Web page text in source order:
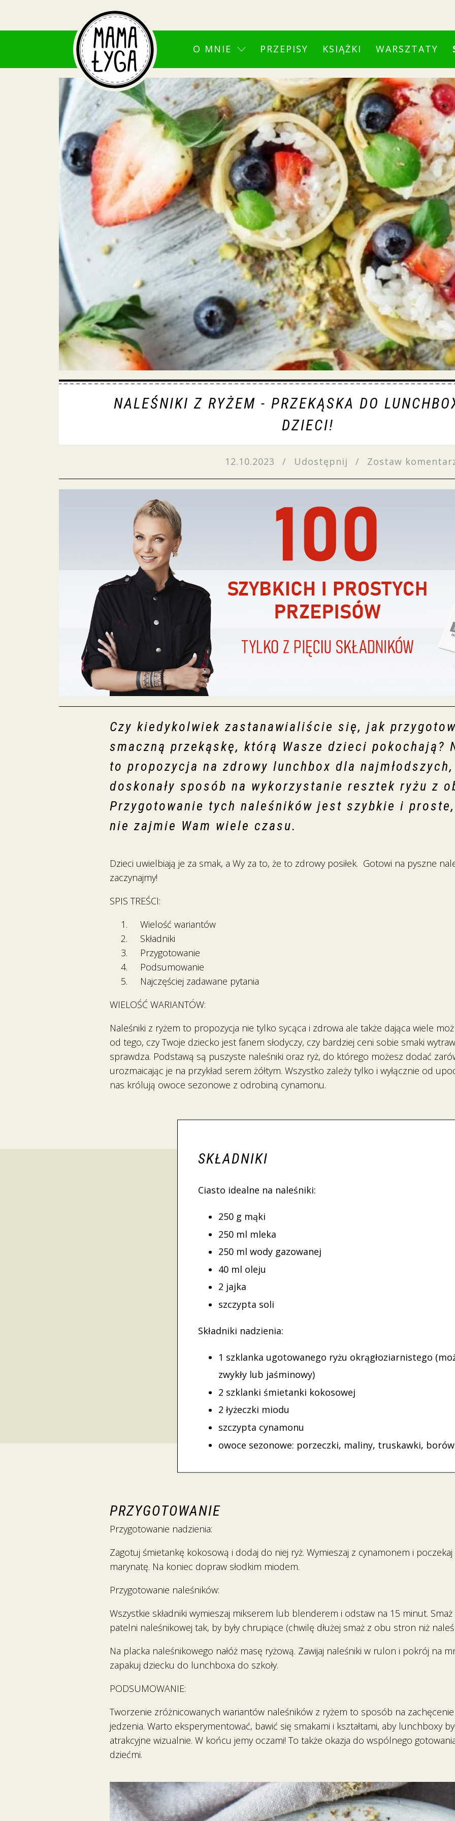
O MNIE PRZEPISY KSIĄŻKI WARSZTATY
NALEŚNIKI Z RYŻEM - PRZEKĄSKA DO
DZIECI!
12.10.2023 / Udostępnij / Zostaw
Czy kiedykolwiek zastanawialiście się, jak
smaczną przekąskę, którą Wasze dzieci pokochają?
to propozycja na zdrowy lunchbox dla
doskonały sposób na wykorzystanie resztek ryżu z
Przygotowanie tych naleśników jest szybkie i
nie zajmie Wam wiele czasu.
Dzieci uwielbiają je za smak, a Wy za to, że to zdrowy posiłek. Gotowi na pyszne
zaczynajmy!
SPIS TREŚCI:
Wielość wariantów
Składniki
Przygotowanie
Podsumowanie
Najczęściej zadawane pytania
WIELOŚĆ WARIANTÓW:
Naleśniki z ryżem to propozycja nie tylko sycąca i zdrowa ale także dająca wiele
od tego, czy Twoje dziecko jest fanem słodyczy, czy bardziej ceni sobie smaki
sprawdza. Podstawą są puszyste naleśniki oraz ryż, do którego możesz dodać
urozmaicając je na przykład serem żółtym. Wszystko zależy tylko i wyłącznie od
nas królują owoce sezonowe z odrobiną cynamonu.
SKŁADNIKI
Ciasto idealne na naleśniki:
250 g mąki
250 ml mleka
250 ml wody gazowanej
40 ml oleju
2 jajka
szczypta soli
Składniki nadzienia:
1 szklanka ugotowanego ryżu okrągłoziarnistego
zwykły lub jaśminowy)
2 szklanki śmietanki kokosowej
2 łyżeczki miodu
szczypta cynamonu
owoce sezonowe: porzeczki, maliny, truskawki,
PRZYGOTOWANIE
Przygotowanie nadzienia:
Zagotuj śmietankę kokosową i dodaj do niej ryż. Wymieszaj z cynamonem i poczekaj
marynatę. Na koniec dopraw słodkim miodem.
Przygotowanie naleśników:
Wszystkie składniki wymieszaj mikserem lub blenderem i odstaw na 15 minut.
patelni naleśnikowej tak, by były chrupiące (chwilę dłużej smaż z obu stron niż
Na placka naleśnikowego nałóż masę ryżową. Zawijaj naleśniki w rulon i pokrój na
zapakuj dziecku do lunchboxa do szkoły.
PODSUMOWANIE:
Tworzenie zróżnicowanych wariantów naleśników z ryżem to sposób na
jedzenia. Warto eksperymentować, bawić się smakami i kształtami, aby lunchboxy
atrakcyjne wizualnie. W końcu jemy oczami! To także okazja do wspólnego
dziećmi.